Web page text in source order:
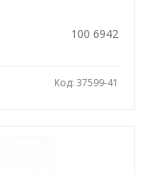
100 6942
Код: 37599-41